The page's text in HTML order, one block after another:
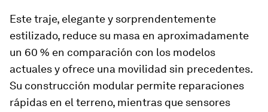
Este traje, elegante y sorprendentemente
estilizado, reduce su masa en aproximadamente
un 60 % en comparación con los modelos
actuales y ofrece una movilidad sin precedentes.
Su construcción modular permite reparaciones
rápidas en el terreno, mientras que sensores